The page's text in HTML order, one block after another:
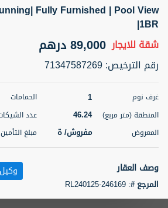
TOWER UNIT 2701 ON RENT
شقة
سرير
1
مفروش/ ة 2
اسم الوسيط
EQBALBHAI KHANBHAI
KHANBHAI EQBALBHAI SIRAJUDDIN
5 أشهر +
Fully Furnished | Pool View
|1BR
شقة للايجار 89,000 درهم
رقم الترخيص:
71347587269
غرف نوم 1 الحمامات
المنطقة (متر مربع) 46.24 عدد
المعروض مفروش/ ة مبلغ التأمين
وصف العقار
المرجع #:
RL240125-246169
تصفية المفضلة